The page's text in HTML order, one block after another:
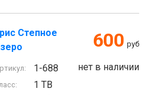
Степное
600 руб
нет в наличии
1-688
1 TB